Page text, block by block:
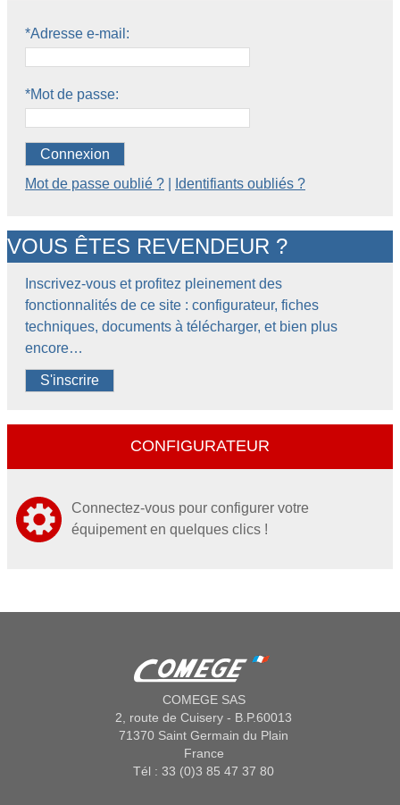
*Adresse e-mail:
*Mot de passe:
Connexion
Mot de passe oublié ?
Identifiants oubliés ?
VOUS ÊTES REVENDEUR ?
Inscrivez-vous et profitez pleinement des
fonctionnalités de ce site : configurateur, fiches
techniques, documents à télécharger, et bien plus
encore…
S'inscrire
CONFIGURATEUR
Connectez-vous pour configurer votre
équipement en quelques clics !
COMEGE SAS
2, route de Cuisery - B.P.60013
71370 Saint Germain du Plain
France
Tél : 33 (0)3 85 47 37 80